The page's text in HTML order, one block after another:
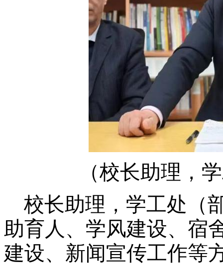
（校长助理，
校长助理，学工处（
助育人、学风建设、宿
建设、新闻宣传工作等